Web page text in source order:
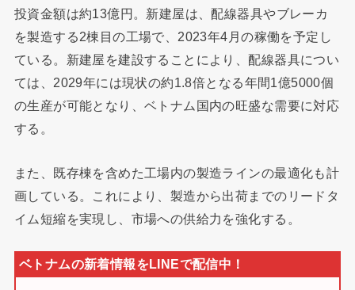
投資金額は約13億円。新建屋は、配線器具やブレーカ
を製造する2棟目の工場で、2023年4月の稼働を予定し
ている。新建屋を建設することにより、配線器具につい
ては、2029年には現状の約1.8倍となる年間1億5000個
の生産が可能となり、ベトナム国内の旺盛な需要に対応
する。
また、既存棟を含めた工場内の製造ラインの最適化も計
画している。これにより、製造から出荷までのリードタ
イム短縮を実現し、市場への供給力を強化する。